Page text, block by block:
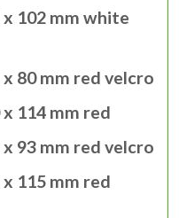
102 mm white
80 mm red velcro
114 mm red
93 mm red velcro
115 mm red